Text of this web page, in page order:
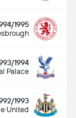
1995
1994
Palace
1993
United